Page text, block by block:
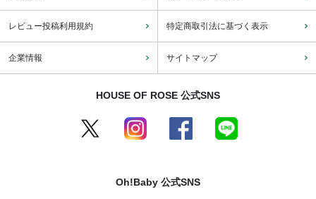
レビュー投稿利用規約 特定商取引法に基づく表示
企業情報 サイトマップ
HOUSE OF ROSE 公式SNS
Oh!Baby 公式SNS